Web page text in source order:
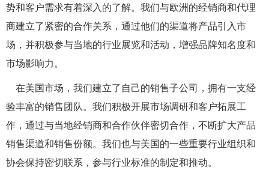
势和客户需求有着深入的了解。我们与欧洲的经销商和代理
商建立了紧密的合作关系，通过他们的渠道将产品引入市
场，并积极参与当地的行业展览和活动，增强品牌知名度和
市场影响力。
在美国市场，我们建立了自己的销售子公司，拥有一支经
验丰富的销售团队。我们积极开展市场调研和客户拓展工
作，通过与当地经销商和合作伙伴密切合作，不断扩大产品
销售渠道和销售份额。我们也与美国的一些重要行业组织和
协会保持密切联系，参与行业标准的制定和推动。